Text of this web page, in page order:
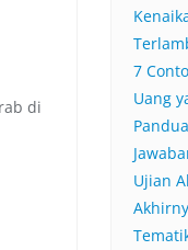
di
7
Uang
Ujian